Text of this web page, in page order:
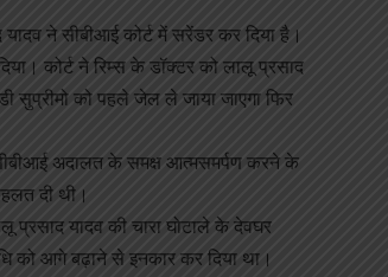
ने सीबीआई कोर्ट में सरेंडर कर दिया है।
कोर्ट ने रिम्स के डॉक्टर को लालू प्रसाद
को पहले जेल ले जाया जाएगा फिर
अदालत के समक्ष आत्मसमर्पण करने के
दी थी।
प्रसाद यादव की चारा घोटाले के देवघर
को आगे बढ़ाने से इनकार कर दिया था।